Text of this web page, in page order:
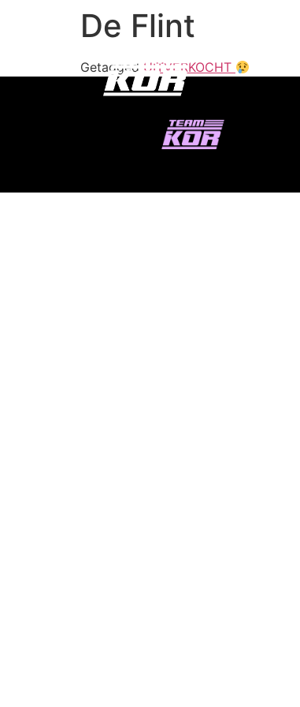
De Flint
Getagged UITVERKOCHT